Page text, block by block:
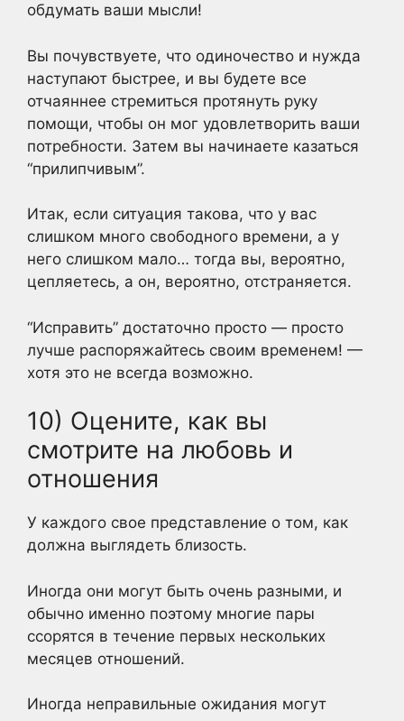
обдумать ваши мысли!
Вы почувствуете, что одиночество и нужда
наступают быстрее, и вы будете все
отчаяннее стремиться протянуть руку
помощи, чтобы он мог удовлетворить ваши
потребности. Затем вы начинаете казаться
“прилипчивым”.
Итак, если ситуация такова, что у вас
слишком много свободного времени, а у
него слишком мало… тогда вы, вероятно,
цепляетесь, а он, вероятно, отстраняется.
“Исправить” достаточно просто — просто
лучше распоряжайтесь своим временем! —
хотя это не всегда возможно.
10) Оцените, как вы
смотрите на любовь и
отношения
У каждого свое представление о том, как
должна выглядеть близость.
Иногда они могут быть очень разными, и
обычно именно поэтому многие пары
ссорятся в течение первых нескольких
месяцев отношений.
Иногда неправильные ожидания могут